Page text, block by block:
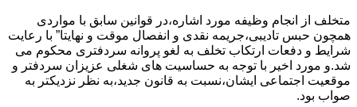
متخلف از انجام وظیفه مورد اشاره،در قوانین سابق با مواردی
همچون حبس تادیبی،جریمه نقدی و انفصال موقت و نهایتا” با رعایت
شرایط و دفعات ارتکاب تخلف به لغو پروانه سردفتری محکوم می
شد.و مورد اخیر با توجه به حساسیت های شغلی عزیزان سردفتر و
موقعیت اجتماعی ایشان،نسبت به قانون جدید،به نظر نزدیکتر به
صواب بود.